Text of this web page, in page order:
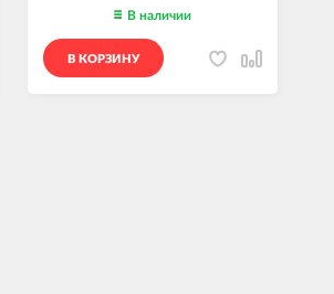
В наличии
В КОРЗИНУ